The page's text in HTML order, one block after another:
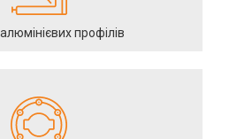
профілів